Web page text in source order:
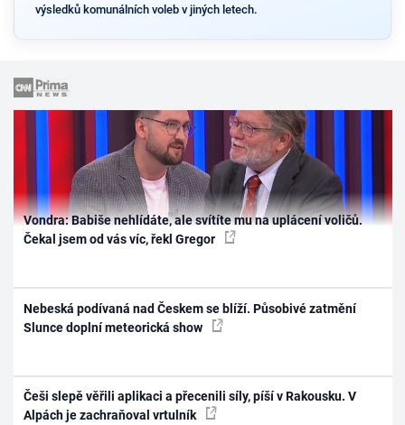
výsledků komunálních voleb v jiných letech.
Vondra: Babiše nehlídáte, ale svítíte mu na uplácení voličů.
Čekal jsem od vás víc, řekl Gregor
Nebeská podívaná nad Českem se blíží. Působivé zatmění
Slunce doplní meteorická show
Češi slepě věřili aplikaci a přecenili síly, píší v Rakousku. V
Alpách je zachraňoval vrtulník